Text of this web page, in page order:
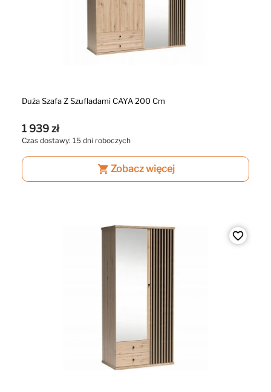
Duża Szafa Z Szufladami CAYA 200 Cm
1 939 zł
Czas dostawy: 15 dni roboczych
shopping_cart Zobacz więcej
favorite_border